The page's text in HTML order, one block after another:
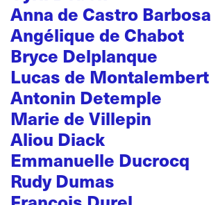
Anna de Castro Barbosa
Angélique de Chabot
Bryce Delplanque
Lucas de Montalembert
Antonin Detemple
Marie de Villepin
Aliou Diack
Emmanuelle Ducrocq
Rudy Dumas